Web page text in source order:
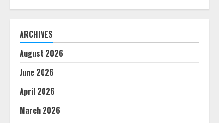
ARCHIVES
August 2026
June 2026
April 2026
March 2026